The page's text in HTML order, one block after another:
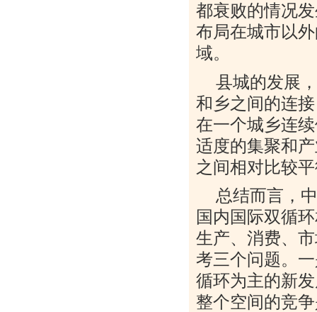
都衰败的情况
布局在城市以
域。
县城的发展
和乡之间的连
在一个城乡连
适度的集聚和
之间相对比较
总结而言，
国内国际双循
生产、消费、
考三个问题。
循环为主的新
整个空间的竞